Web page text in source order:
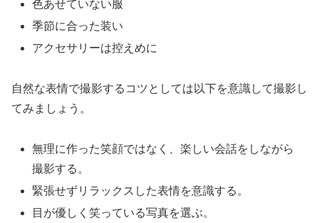
色あせていない服
季節に合った装い
アクセサリーは控えめに
自然な表情で撮影するコツとしては以下を意識して撮影し
てみましょう。
無理に作った笑顔ではなく、楽しい会話をしながら
撮影する。
緊張せずリラックスした表情を意識する。
目が優しく笑っている写真を選ぶ。